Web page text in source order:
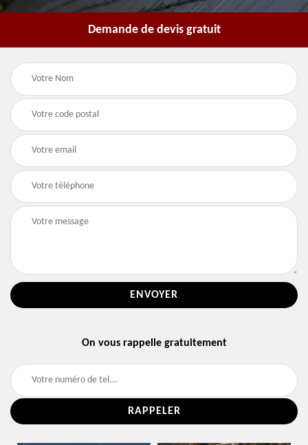
Demande de devis gratuit
On vous rappelle gratuitement